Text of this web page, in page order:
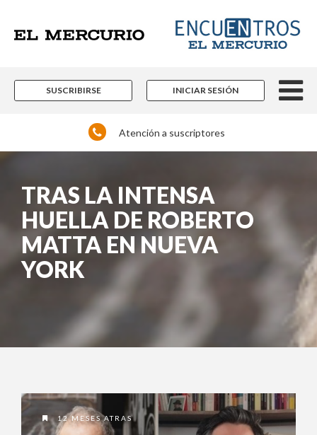
SUSCRIBIRSE INICIAR SESIÓN
Atención a suscriptores
TRAS LA INTENSA
HUELLA DE ROBERTO
MATTA EN NUEVA
YORK
12 MESES ATRAS